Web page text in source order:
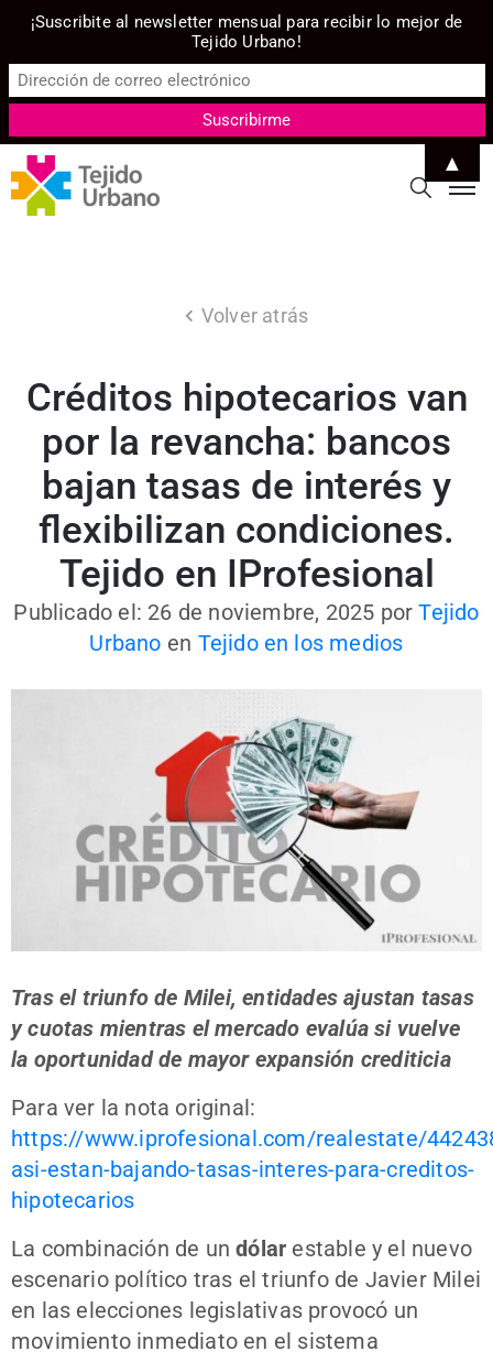
Volver atrás
Créditos hipotecarios van
por la revancha: bancos
bajan tasas de interés y
flexibilizan condiciones.
Tejido en IProfesional
Publicado el: 26 de noviembre, 2025 porTejido
Urbano en Tejido en los medios
Tras el triunfo de Milei, entidades ajustan tasas
y cuotas mientras el mercado evalúa si vuelve
la oportunidad de mayor expansión crediticia
Para ver la nota original:
https://www.iprofesional.com/realestate/
asi-estan-bajando-tasas-interes-para-creditos-
hipotecarios
La combinación de undólar estable y el nuevo
escenario político tras el triunfo de Javier Milei
en las elecciones legislativas provocó un
movimiento inmediato en el sistema
¡Suscribite al newsletter mensual para recibir lo mejor de
Tejido Urbano!
▲